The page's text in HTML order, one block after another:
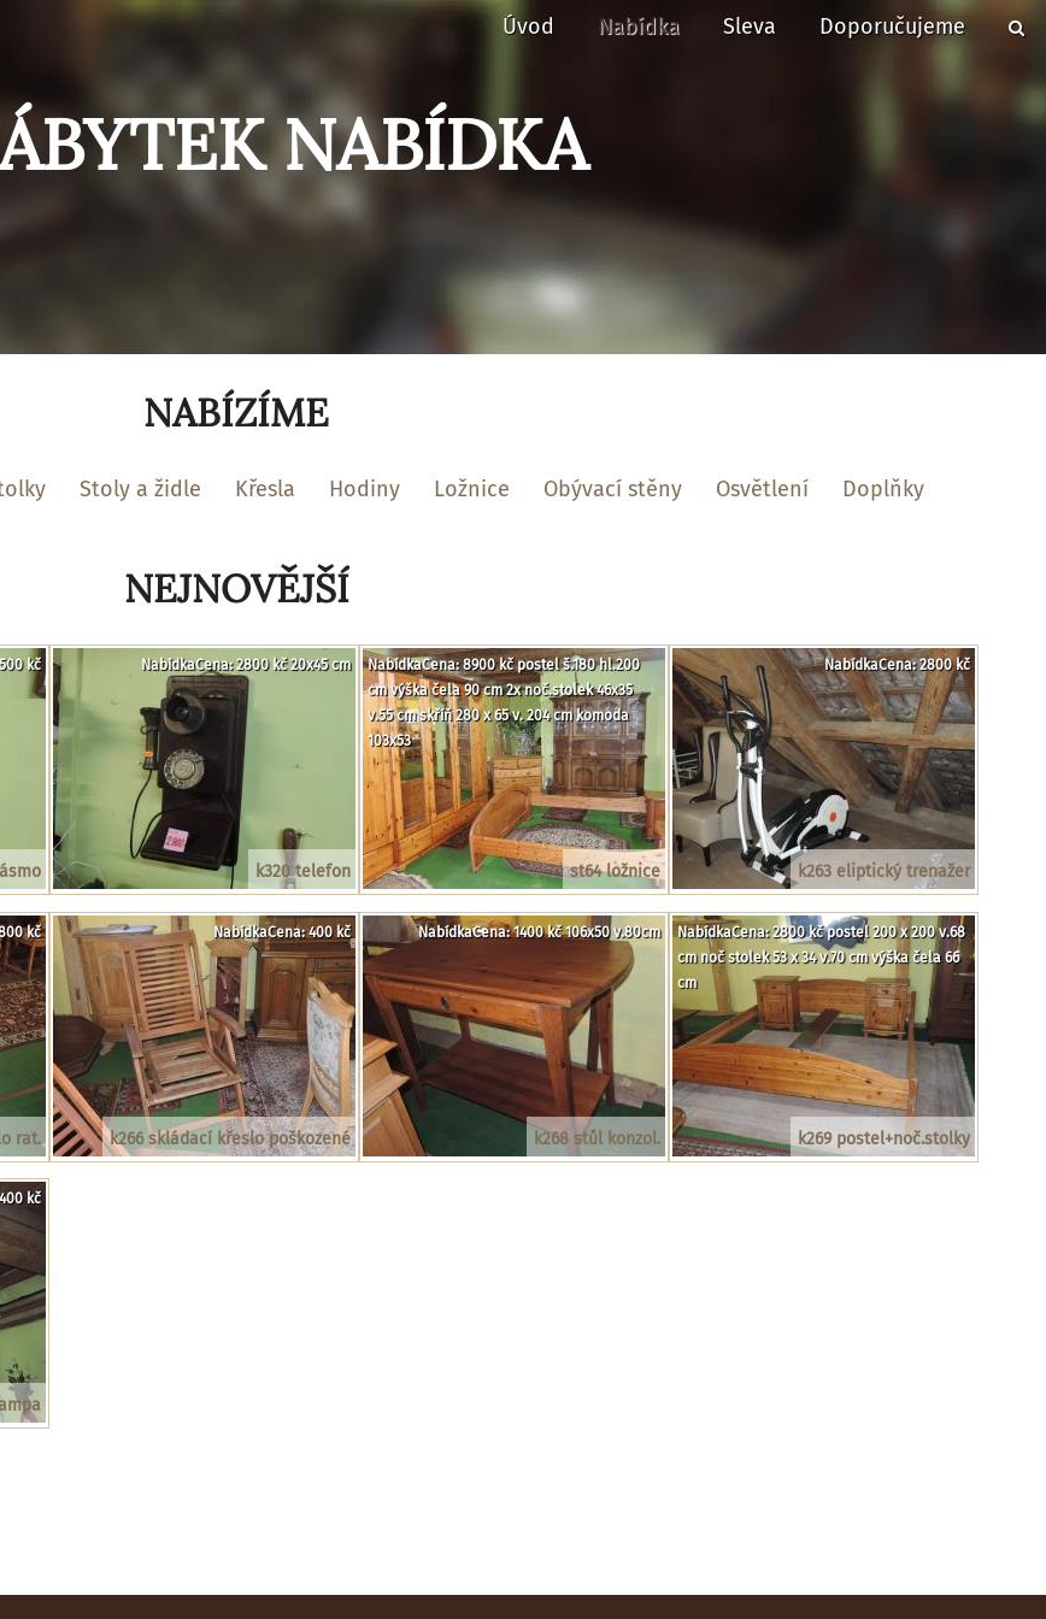
Úvod Nabídka Sleva Doporučujeme
NABÍDKA
NABÍZÍME
Stoly a židle Křesla Hodiny Ložnice Obývací stěny Osvětlení Doplňky
NEJNOVĚJŠÍ
kč
k320 telefon
NabídkaCena: 2800 kč 20x45 cm
st64 ložnice
NabídkaCena: 8900 kč postel š.180 hl.200
cm výška čela 90 cm 2x noč.stolek 46x35
v.55 cm skříň 280 x 65 v. 204 cm komoda
103x53
k263 eliptický trenažer
NabídkaCena: 2800 kč
rat.
kč
k266 skládací křeslo poškozené
NabídkaCena: 400 kč
k268 stůl konzol.
NabídkaCena: 1400 kč 106x50 v.80cm
k269 postel+noč.stolky
NabídkaCena: 2800 kč postel 200 x 200 v.68
cm noč stolek 53 x 34 v.70 cm výška čela 66
cm
kč